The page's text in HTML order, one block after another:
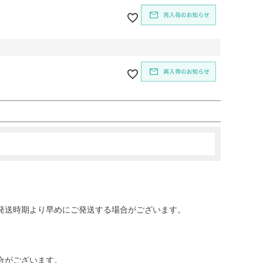
時期より早めにご発送する場合がございます。
ございます。